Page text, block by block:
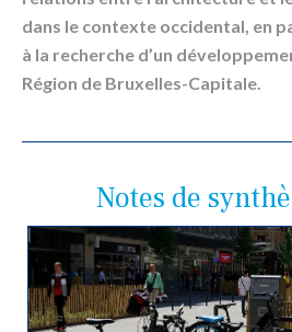
dans le contexte occidental, en
à la recherche d’un
Région de Bruxelles-Capitale.
Notes de